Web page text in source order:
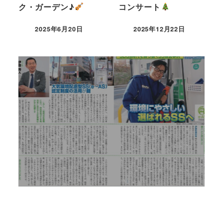
ク・ガーデン♪
2025年6月20日
コンサート
2025年12月22日
e➝ASに認定されました！
2024年3月29日
READ MORE